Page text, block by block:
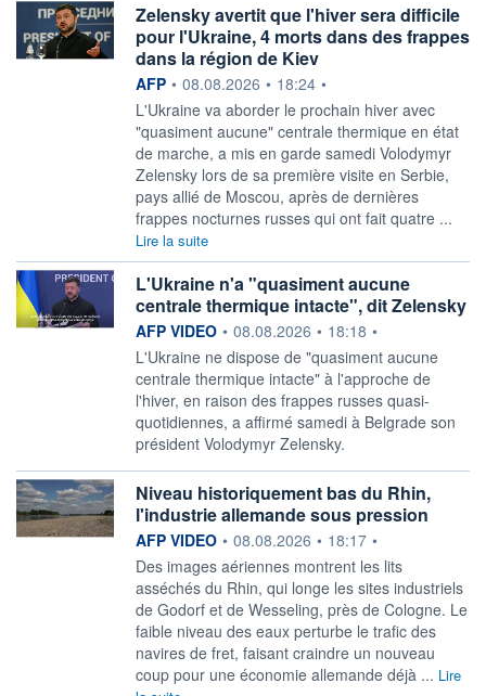
Zelensky avertit que l'hiver sera difficile
pour l'Ukraine, 4 morts dans des frappes
dans la région de Kiev
information fournie par
AFP • 08.08.2026 • 18:24 •
L'Ukraine va aborder le prochain hiver avec
"quasiment aucune" centrale thermique en état
de marche, a mis en garde samedi Volodymyr
Zelensky lors de sa première visite en Serbie,
pays allié de Moscou, après de dernières
frappes nocturnes russes qui ont fait quatre ...
Lire la suite
L'Ukraine n'a "quasiment aucune
centrale thermique intacte", dit Zelensky
information fournie par
AFP VIDEO • 08.08.2026 • 18:18 •
L'Ukraine ne dispose de "quasiment aucune
centrale thermique intacte" à l'approche de
l'hiver, en raison des frappes russes quasi-
quotidiennes, a affirmé samedi à Belgrade son
président Volodymyr Zelensky.
Niveau historiquement bas du Rhin,
l'industrie allemande sous pression
information fournie par
AFP VIDEO • 08.08.2026 • 18:17 •
Des images aériennes montrent les lits
asséchés du Rhin, qui longe les sites industriels
de Godorf et de Wesseling, près de Cologne. Le
faible niveau des eaux perturbe le trafic des
navires de fret, faisant craindre un nouveau
coup pour une économie allemande déjà ... Lire